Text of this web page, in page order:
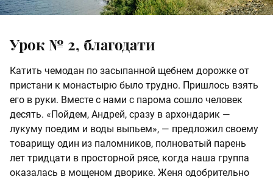
Урок № 2, благодати
Катить чемодан по засыпанной щебнем дорожке от
пристани к монастырю было трудно. Пришлось взять
его в руки. Вместе с нами с парома сошло человек
десять. «Пойдем, Андрей, сразу в архондарик —
лукуму поедим и воды выпьем», — предложил своему
товарищу один из паломников, полноватый парень
лет тридцати в просторной рясе, когда наша группа
оказалась в мощеном дворике. Женя одобрительно